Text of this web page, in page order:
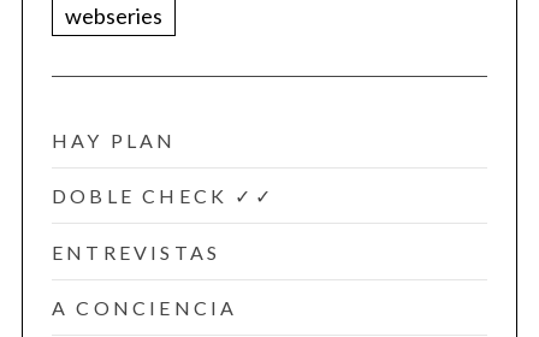
webseries
HAY PLAN
DOBLE CHECK ✓✓
ENTREVISTAS
A CONCIENCIA